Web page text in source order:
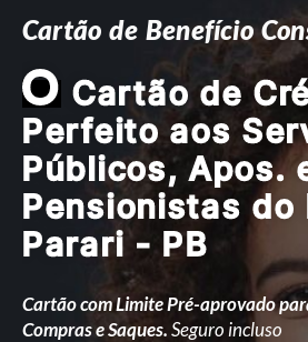
Cartão de Benefício
O Cartão de
Perfeito aos
Públicos, Apos.
Pensionistas do
Parari - PB
Cartão com Limite Pré-aprovado
Compras e Saques.Seguro incluso